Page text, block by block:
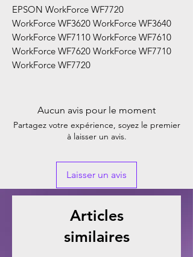
EPSON WorkForce WF7720
WorkForce WF3620 WorkForce WF3640
WorkForce WF7110 WorkForce WF7610
WorkForce WF7620 WorkForce WF7710
WorkForce WF7720
Aucun avis pour le moment
Partagez votre expérience, soyez le premier
à laisser un avis.
Laisser un avis
Articles
similaires